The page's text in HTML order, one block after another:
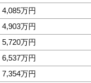
4,085万円
4,903万円
5,720万円
6,537万円
7,354万円